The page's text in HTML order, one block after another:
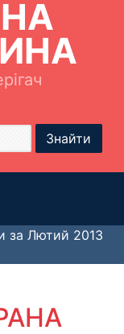
Знайти
за Лютий 2013